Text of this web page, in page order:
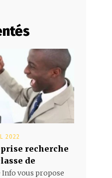
2022
recherche
de
vous propose